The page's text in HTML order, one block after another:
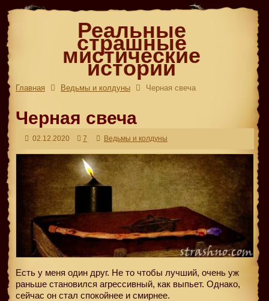
Реальные
страшные
мистические
истории
Главная Ведьмы и колдуны Черная свеча
Черная свеча
02.12.2020 7 Ведьмы и колдуны
Есть у меня один друг. Не то чтобы лучший, очень уж
раньше становился агрессивный, как выпьет. Однако,
сейчас он стал спокойнее и cмирнее.